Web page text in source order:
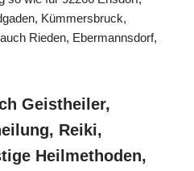
Kümmersbruck,
Rieden, Ebermannsdorf,
Geistheiler,
Reiki,
Heilmethoden,